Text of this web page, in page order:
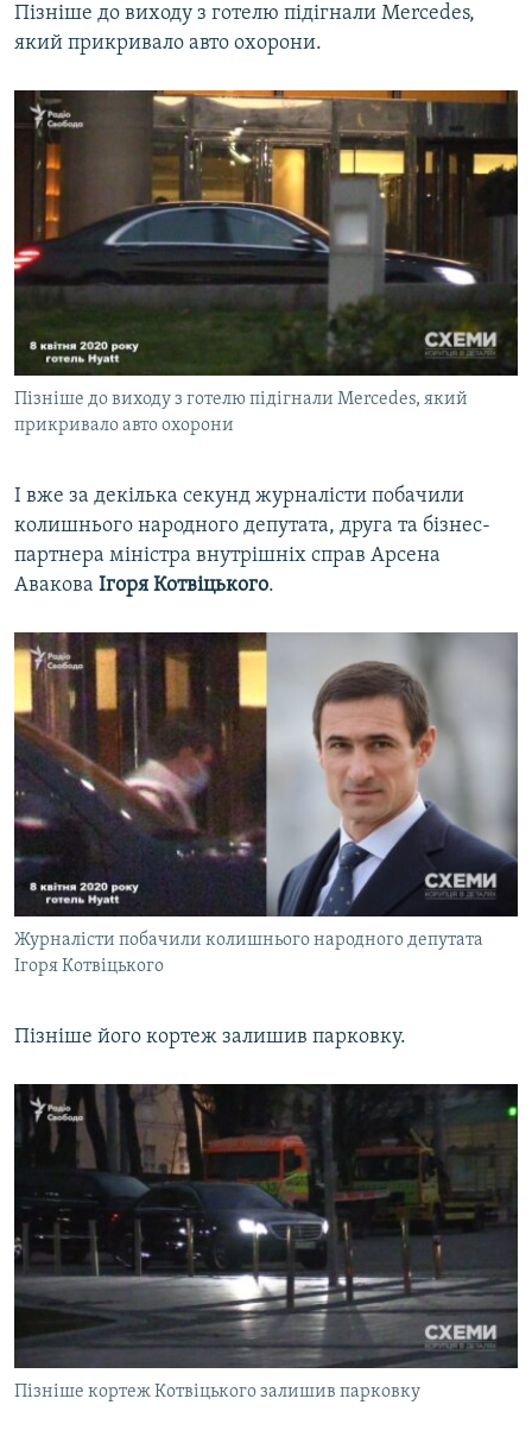
Пізніше до виходу з готелю підігнали Mercedes,
який прикривало авто охорони.
Пізніше до виходу з готелю підігнали Mercedes, який
прикривало авто охорони
І вже за декілька секунд журналісти побачили
колишнього народного депутата, друга та бізнес-
партнера міністра внутрішніх справ Арсена
Авакова Ігоря Котвіцького.
Журналісти побачили колишнього народного депутата
Ігоря Котвіцького
Пізніше його кортеж залишив парковку.
Пізніше кортеж Котвіцького залишив парковку